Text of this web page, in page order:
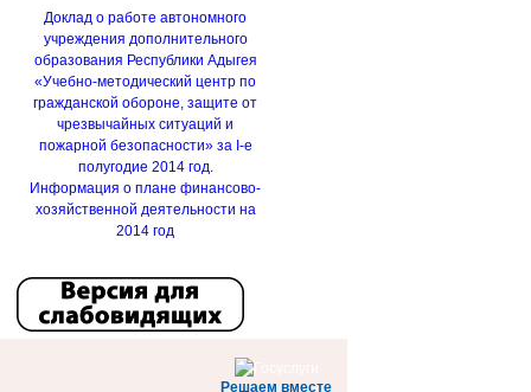
Доклад о работе автономного
учреждения дополнительного
образования Республики Адыгея
«Учебно-методический центр по
гражданской обороне, защите от
чрезвычайных ситуаций и
пожарной безопасности» за I-е
полугодие 2014 год.
Информация о плане финансово-
хозяйственной деятельности на
2014 год
Решаем вместе